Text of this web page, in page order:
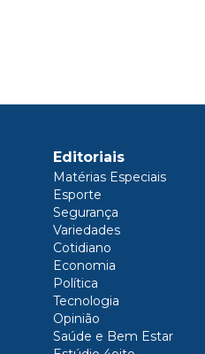
Editoriais
Matérias Especiais
Esporte
Segurança
Variedades
Cotidiano
Economia
Política
Tecnologia
Opinião
Saúde e Bem Estar